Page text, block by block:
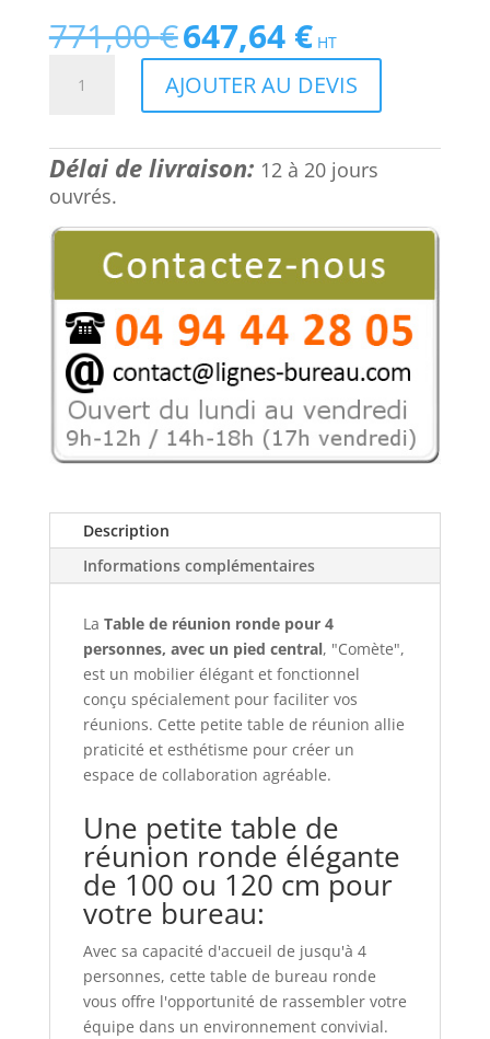
771,00€ Le
prix
initial
était :
647,64 €Le
prix
actuel
est :
HT
réunion
de
places,
pied
central,
Comète
AJOUTER AU DEVIS
Délai de livraison: 12 à 20 jours
ouvrés.
Description
Informations complémentaires
La Table de réunion ronde pour 4
personnes, avec un pied central, "Comète",
est un mobilier élégant et fonctionnel
conçu spécialement pour faciliter vos
réunions. Cette petite table de réunion allie
praticité et esthétisme pour créer un
espace de collaboration agréable.
Une petite table de
réunion ronde élégante
de 100 ou 120 cm pour
votre bureau:
Avec sa capacité d'accueil de jusqu'à 4
personnes, cette table de bureau ronde
vous offre l'opportunité de rassembler votre
équipe dans un environnement convivial.